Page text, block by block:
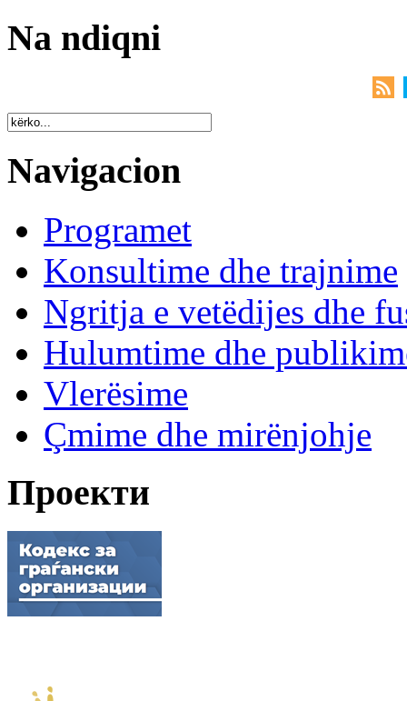
Na ndiqni
Navigacion
Programet
Konsultime dhe trajnime
Ngritja e vetëdijes dhe
Hulumtime dhe
Vlerësime
Çmime dhe mirënjohje
Проекти